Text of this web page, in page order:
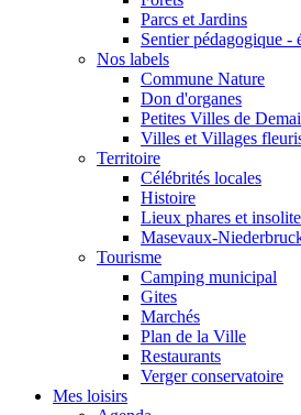
Parcs et Jardins
Sentier pédagogique -
Nos labels
Commune Nature
Don d'organes
Petites Villes de
Villes et Villages
Territoire
Célébrités locales
Histoire
Lieux phares et
Masevaux-
Tourisme
Camping municipal
Gites
Marchés
Plan de la Ville
Restaurants
Verger conservatoire
Mes loisirs